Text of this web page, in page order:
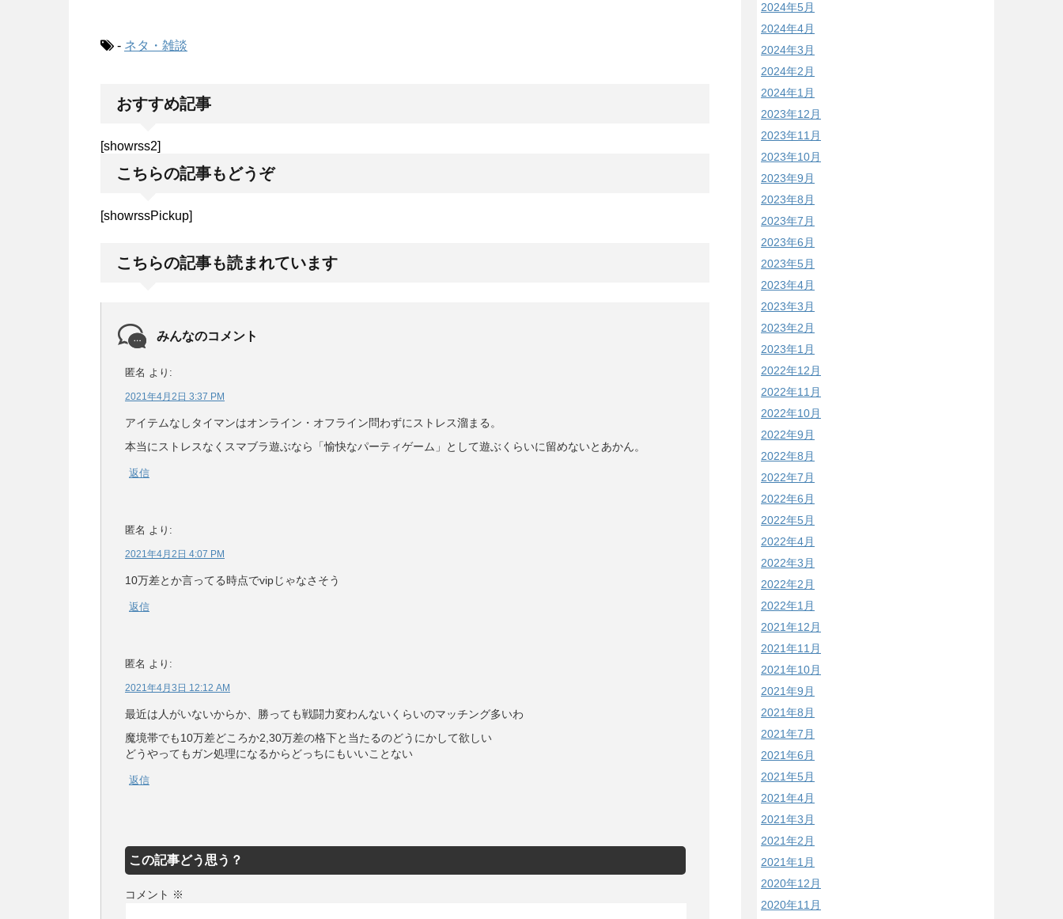
- ネタ・雑談
おすすめ記事
[showrss2]
こちらの記事もどうぞ
[showrssPickup]
こちらの記事も読まれています
みんなのコメント
匿名 より:
2021年4月2日 3:37 PM
アイテムなしタイマンはオンライン・オフライン問わずにストレス溜まる。
本当にストレスなくスマブラ遊ぶなら「愉快なパーティゲーム」として遊ぶくらいに留めないとあかん。
返信
匿名 より:
2021年4月2日 4:07 PM
10万差とか言ってる時点でvipじゃなさそう
返信
匿名 より:
2021年4月3日 12:12 AM
最近は人がいないからか、勝っても戦闘力変わんないくらいのマッチング多いわ
魔境帯でも10万差どころか2,30万差の格下と当たるのどうにかして欲しい
どうやってもガン処理になるからどっちにもいいことない
返信
この記事どう思う？
コメント ※
2024年5月
2024年4月
2024年3月
2024年2月
2024年1月
2023年12月
2023年11月
2023年10月
2023年9月
2023年8月
2023年7月
2023年6月
2023年5月
2023年4月
2023年3月
2023年2月
2023年1月
2022年12月
2022年11月
2022年10月
2022年9月
2022年8月
2022年7月
2022年6月
2022年5月
2022年4月
2022年3月
2022年2月
2022年1月
2021年12月
2021年11月
2021年10月
2021年9月
2021年8月
2021年7月
2021年6月
2021年5月
2021年4月
2021年3月
2021年2月
2021年1月
2020年12月
2020年11月